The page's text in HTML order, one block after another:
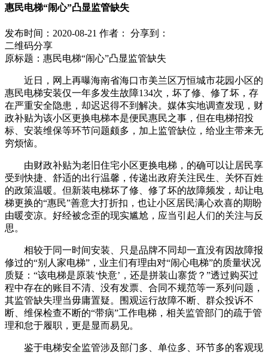
惠民电梯“闹心”凸显监管缺失
发布时间：2020-08-21 作者：
分享到：
二维码分享
原标题：惠民电梯“闹心”凸显监管缺失
近日，网上再曝海南省海口市美兰区万恒城市花园小区的
惠民电梯安装仅一年多发生故障134次，坏了修、修了坏，存
在严重安全隐患，却迟迟得不到解决。媒体实地调查发现，财
政补贴为该小区更换电梯本是便民惠民之事，但在电梯招投
标、安装维保等环节问题颇多，加上监管缺位，给业主带来无
穷烦恼。
由财政补贴为老旧住宅小区更换电梯，的确可以让居民享
受到快捷、舒适的出行温馨，传递出政府关注民生、关怀百姓
的政策温暖。但新装电梯坏了修、修了坏的故障频发，却让电
梯更换的“惠民”善意大打折扣，也让小区居民满心欢喜的期盼
由暖变凉。好经被念歪的现实尴尬，应当引起人们的关注与反
思。
相较于同一时间安装、只是品牌不同却一直没有因故障报
修过的“别人家电梯”，业主们有理由对“闹心电梯”的质量状况
质疑：“该电梯是原装‘快意’，还是拼装山寨货？”透过购买过
程中存在的账目不清、没有发票、合同不规范等一系列问题，
其监管缺失理当毋庸置疑。围观运行故障不断、群众投诉不
断、维保检查不断的“带病”工作电梯，相关监管部门的疏于管
理和怠于履职，更是显而易见。
鉴于电梯安全监管涉及部门多、单位多、环节多的客观现